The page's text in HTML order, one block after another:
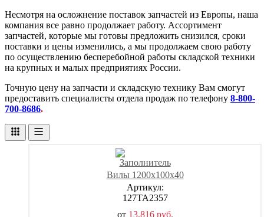
Несмотря на осложнение поставок запчастей из Европы, наша
компания все равно продолжает работу. Ассортимент
запчастей, которые мы готовы предложить снизился, сроки
поставки и цены изменились, а мы продолжаем свою работу
по осуществлению бесперебойной работы складской техники
на крупных и малых предприятиях России.
Точную цену на запчасти и складскую технику Вам смогут
предоставить специалисты отдела продаж по телефону 8-800-
700-8686.
Вилы 1200х100х40
Артикул:
127TA2357
от 13,816 руб.